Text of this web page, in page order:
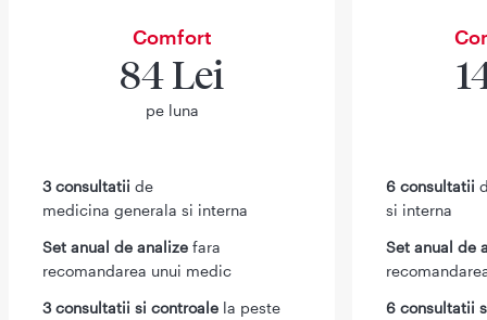
Comfort
84 Lei
pe luna
3 consultatii de
medicina generala si interna
Set anual de analize fara
recomandarea unui medic
3 consultatii si controale la peste
6 consultatii
si interna
Set anual de
6 consultatii